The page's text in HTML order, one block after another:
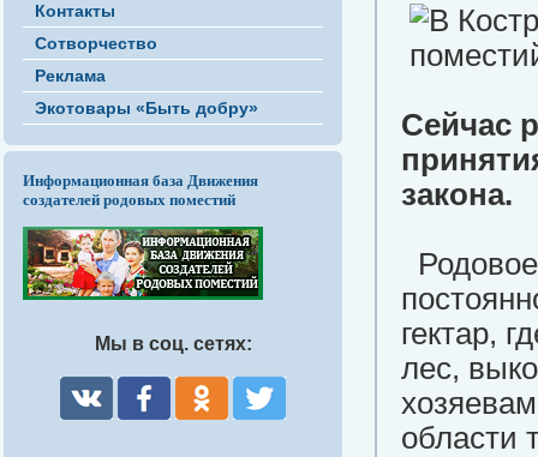
Контакты
Сотворчество
Реклама
Экотовары «Быть добру»
Информационная база Движения
создателей родовых поместий
Мы в соц. сетях:
Сейчас
закона.
гектар,
лес,
области